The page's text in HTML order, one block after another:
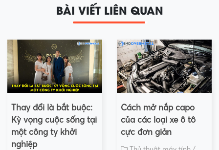
BÀI VIẾT LIÊN QUAN
Thay đổi là bắt buộc:
Kỳ vọng cuộc sống tại
một công ty khởi
nghiệp
Cách mở nắp capo
của các loại xe ô tô
cực đơn giản